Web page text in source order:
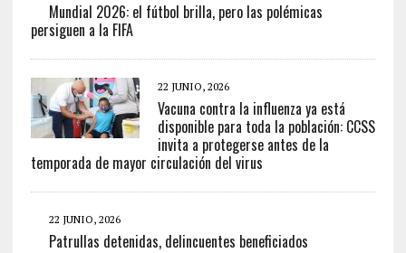
Mundial 2026: el fútbol brilla, pero las polémicas
persiguen a la FIFA
22 JUNIO, 2026
Vacuna contra la influenza ya está
disponible para toda la población: CCSS
invita a protegerse antes de la
temporada de mayor circulación del virus
22 JUNIO, 2026
Patrullas detenidas, delincuentes beneficiados